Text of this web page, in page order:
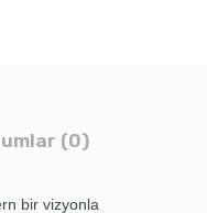
(0)
bir vizyonla